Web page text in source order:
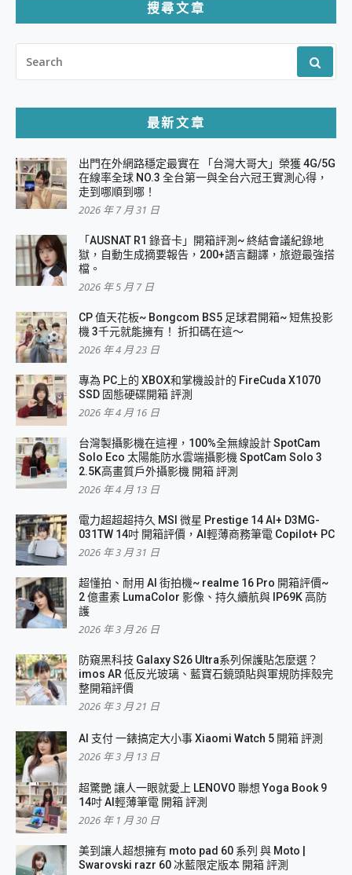
搜尋文章
FOR:
最新文章
出門在外網路穩定最實在 「台灣大哥大」榮獲 4G/5G
在線率全球 NO.3 全台第一與全台六冠王實測心得，
走到哪順到哪！
2026 年 7 月 31 日
「AUSNAT R1 錄音卡」開箱評測~ 終結會議紀錄地
獄，自動生成摘要報告，200+語言翻譯，旅遊最強搭
檔。
2026 年 5 月 7 日
CP 值天花板~ Bongcom BS5 足球君開箱~ 短焦投影
機 3千元就能擁有！ 折扣碼在這～
2026 年 4 月 23 日
專為 PC上的 XBOX和掌機設計的 FireCuda X1070
SSD 固態硬碟開箱 評測
2026 年 4 月 16 日
台灣製攝影機在這裡，100%全無線設計 SpotCam
Solo Eco 太陽能防水雲端攝影機 SpotCam Solo 3
2.5K高畫質戶外攝影機 開箱 評測
2026 年 4 月 13 日
電力超超超持久 MSI 微星 Prestige 14 AI+ D3MG-
031TW 14吋 開箱評價，AI輕薄商務筆電 Copilot+ PC
2026 年 3 月 31 日
超懂拍、耐用 AI 街拍機~ realme 16 Pro 開箱評價~
2 億畫素 LumaColor 影像、持久續航與 IP69K 高防
護
2026 年 3 月 26 日
防窺黑科技 Galaxy S26 Ultra系列保護貼怎麼選？
imos AR 低反光玻璃、藍寶石鏡頭貼與軍規防摔殼完
整開箱評價
2026 年 3 月 21 日
AI 支付 一錶搞定大小事 Xiaomi Watch 5 開箱 評測
2026 年 3 月 13 日
超驚艷 讓人一眼就愛上 LENOVO 聯想 Yoga Book 9
14吋 AI輕薄筆電 開箱 評測
2026 年 1 月 30 日
美到讓人超想擁有 moto pad 60 系列 與 Moto |
Swarovski razr 60 冰藍限定版本 開箱 評測